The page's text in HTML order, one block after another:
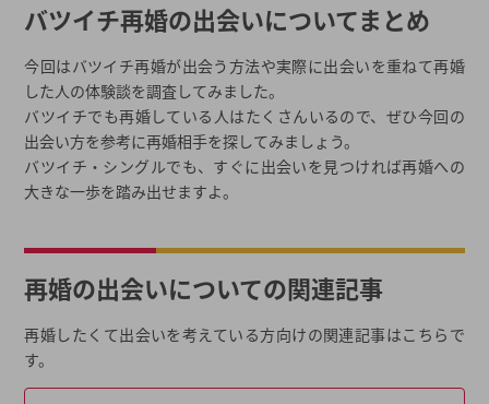
バツイチ再婚の出会いについてまとめ
今回はバツイチ再婚が出会う方法や実際に出会いを重ねて再婚
した人の体験談を調査してみました。
バツイチでも再婚している人はたくさんいるので、ぜひ今回の
出会い方を参考に再婚相手を探してみましょう。
バツイチ・シングルでも、すぐに出会いを見つければ再婚への
大きな一歩を踏み出せますよ。
再婚の出会いについての関連記事
再婚したくて出会いを考えている方向けの関連記事はこちらで
す。